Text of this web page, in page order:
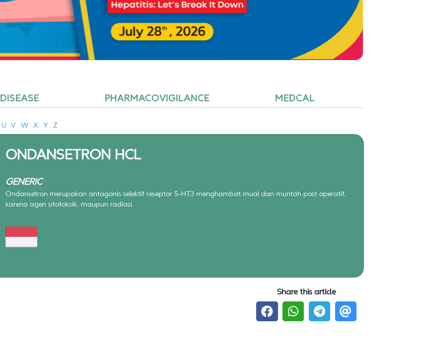
DISEASE PHARMACOVIGILANCE MEDCAL
U V W X Y Z
ONDANSETRON HCL
GENERIC
Ondansetron merupakan antagonis selektif reseptor 5-HT3 menghambat mual dan muntah post operatif,
karena agen sitotoksik, maupun radiasi.
Share this article